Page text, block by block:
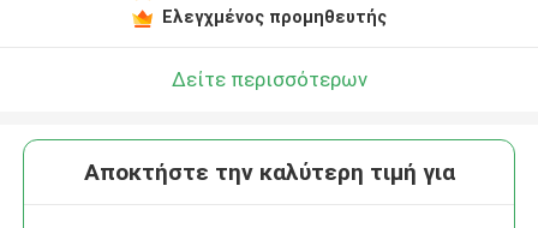
Ελεγχμένος προμηθευτής
Δείτε περισσότερων
Αποκτήστε την καλύτερη τιμή για